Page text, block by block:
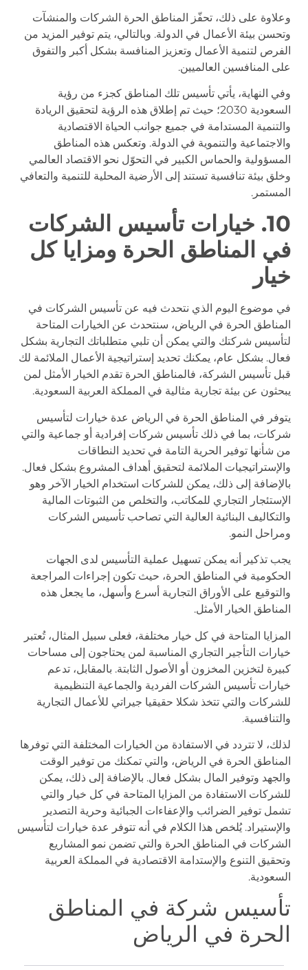
وعلاوة على ذلك، تحفّز المناطق الحرة الشركات والمنشآت
وتحسن بيئة الأعمال في الدولة. وبالتالي، يتم توفير المزيد من
الفرص لتنمية الأعمال وتعزيز المنافسة بشكل أكبر والتفوق
على المنافسين العالميين.
وفي النهاية، يأتي تأسيس تلك المناطق كجزء من رؤية
السعودية 2030؛ حيث تم إطلاق هذه الرؤية لتحقيق الريادة
والتنمية المستدامة في جميع جوانب الحياة الاقتصادية
والاجتماعية والتنموية في الدولة. وتعكس هذه المناطق
المسؤولية والحماس الكبير في التحوّل نحو الاقتصاد العالمي
وخلق بيئة تنافسية تستند إلى الأرضية المحلية للتنمية والتعافي
المستمر.
10. خيارات تأسيس الشركات
في المناطق الحرة ومزايا كل
خيار
في موضوع اليوم الذي نتحدث فيه عن تأسيس الشركات في
المناطق الحرة في الرياض، سنتحدث عن الخيارات المتاحة
لتأسيس شركتك والتي يمكن أن تلبي متطلباتك التجارية بشكل
فعال. بشكل عام، يمكنك تحديد إستراتيجية الأعمال الملائمة لك
قبل تأسيس الشركة، فالمناطق الحرة تقدم الخيار الأمثل لمن
يبحثون عن بيئة تجارية مثالية في المملكة العربية السعودية.
يتوفر في المناطق الحرة في الرياض عدة خيارات لتأسيس
شركات، بما في ذلك تأسيس شركات إفرادية أو جماعية والتي
من شأنها توفير الحرية التامة في تحديد النطاقات
والإستراتيجيات الملائمة لتحقيق أهداف المشروع بشكل فعال.
بالإضافة إلى ذلك، يمكن للشركات استخدام الخيار الآخر وهو
الإستئجار التجاري للمكاتب، والتخلص من الثبوتات المالية
والتكاليف البنائية العالية التي تصاحب تأسيس الشركات
ومراحل النمو.
يجب تذكير أنه يمكن تسهيل عملية التأسيس لدى الجهات
الحكومية في المناطق الحرة، حيث تكون إجراءات المراجعة
والتوقيع على الأوراق التجارية أسرع وأسهل، ما يجعل هذه
المناطق الخيار الأمثل.
المزايا المتاحة في كل خيار مختلفة، فعلى سبيل المثال، تُعتبر
خيارات التأجير التجاري المناسبة لمن يحتاجون إلى مساحات
كبيرة لتخزين المخزون أو الأصول الثابتة. بالمقابل، تدعم
خيارات تأسيس الشركات الفردية والجماعية التنظيمية
للشركات والتي تتخذ شكلا حقيقيا جيراتي للأعمال التجارية
والتنافسية.
لذلك، لا تتردد في الاستفادة من الخيارات المختلفة التي توفرها
المناطق الحرة في الرياض، والتي تمكنك من توفير الوقت
والجهد وتوفير المال بشكل فعال. بالإضافة إلى ذلك، يمكن
للشركات الاستفادة من المزايا المتاحة في كل خيار والتي
تشمل توفير الضرائب والإعفاءات الجبائية وحرية التصدير
والإستيراد. يُلخص هذا الكلام في أنه تتوفر عدة خيارات لتأسيس
الشركات في المناطق الحرة والتي تضمن نمو المشاريع
وتحقيق التنوع والإستدامة الاقتصادية في المملكة العربية
السعودية.
تأسيس شركة في المناطق
الحرة في الرياض